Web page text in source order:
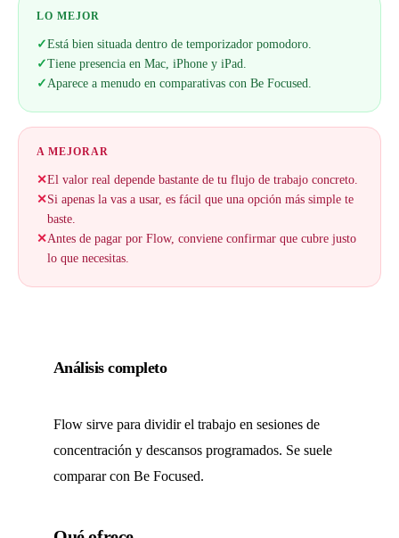
LO MEJOR
✓Está bien situada dentro de temporizador pomodoro.
✓Tiene presencia en Mac, iPhone y iPad.
✓Aparece a menudo en comparativas con Be Focused.
A MEJORAR
✕El valor real depende bastante de tu flujo de trabajo concreto.
✕Si apenas la vas a usar, es fácil que una opción más simple te
baste.
✕Antes de pagar por Flow, conviene confirmar que cubre justo
lo que necesitas.
Análisis completo
Flow sirve para dividir el trabajo en sesiones de
concentración y descansos programados. Se suele
comparar con Be Focused.